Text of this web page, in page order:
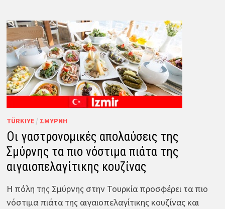
TÜRKIYE/ ΣΜΎΡΝΗ
Οι γαστρονομικές απολαύσεις της
Σμύρνης τα πιο νόστιμα πιάτα της
αιγαιοπελαγίτικης κουζίνας
Η πόλη της Σμύρνης στην Τουρκία προσφέρει τα πιο
νόστιμα πιάτα της αιγαιοπελαγίτικης κουζίνας και